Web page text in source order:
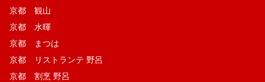
京都 観山
京都 水暉
京都 まつは
京都 リストランテ 野呂
京都 割烹 野呂